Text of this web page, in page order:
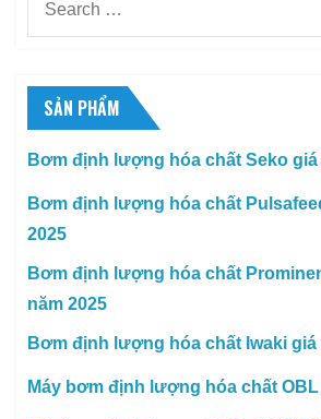
SẢN PHẨM
Bơm định lượng hóa chất Seko giá
Bơm định lượng hóa chất
2025
Bơm định lượng hóa chất
năm 2025
Bơm định lượng hóa chất Iwaki giá
Máy bơm định lượng hóa chất